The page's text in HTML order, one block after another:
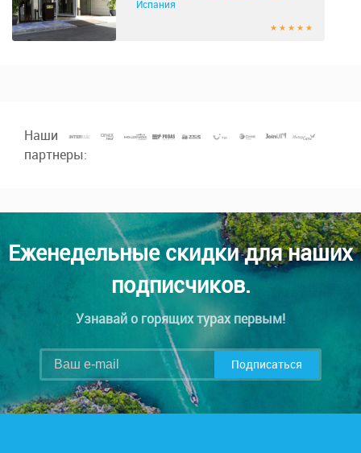
Испания
★ ★ ★ ★ ★
Наши
партнеры:
Еженедельные скидки для наших
подписчиков.
Узнавай о горящих турах первым!
Подписаться